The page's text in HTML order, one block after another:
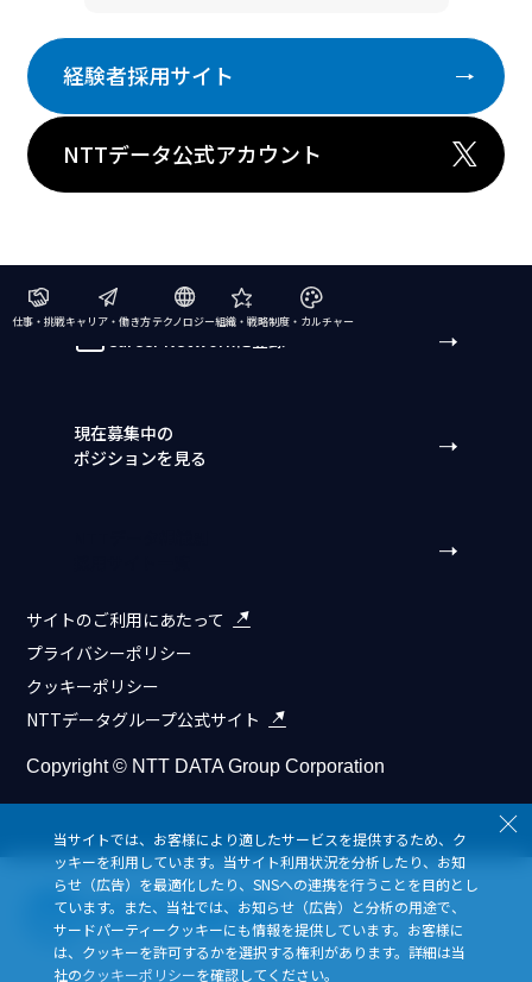
経験者採用サイト
NTTデータ公式アカウント
仕事・挑戦キャリア・働き方テクノロジー組織・戦略制度・カルチャー
Career Networkに登録
現在募集中の
ポジションを見る
サイトのご利用にあたって
プライバシーポリシー
クッキーポリシー
NTTデータグループ公式サイト
Copyright © NTT DATA Group Corporation
当サイトでは、お客様により適したサービスを提供するため、ク
ッキーを利用しています。当サイト利用状況を分析したり、お知
らせ（広告）を最適化したり、SNSへの連携を行うことを目的とし
ています。また、当社では、お知らせ（広告）と分析の用途で、
サードパーティークッキーにも情報を提供しています。お客様に
は、クッキーを許可するかを選択する権利があります。詳細は当
社のクッキーポリシーを確認してください。